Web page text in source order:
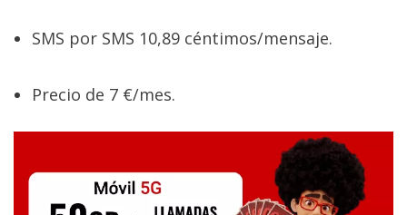
SMS por SMS 10,89 céntimos/mensaje.
Precio de 7 €/mes.